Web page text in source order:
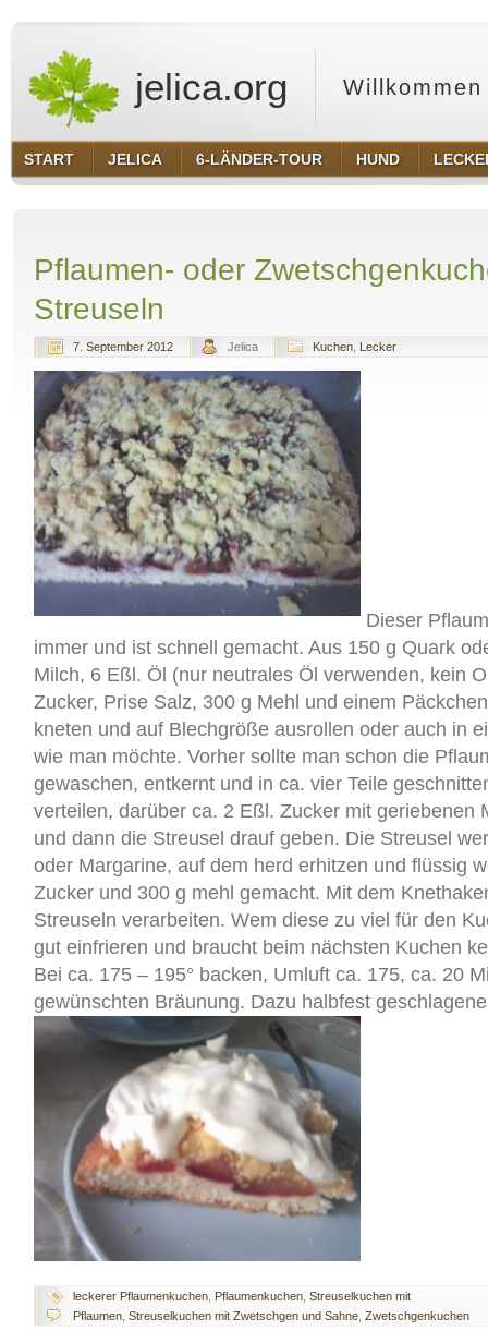
jelica.org
START JELICA 6-LÄNDER-TOUR HUND
Pflaumen- oder
Streuseln
7. September 2012 Jelica Kuchen Lecker
Dieser
immer und ist schnell gemacht. Aus 150 g Quark
Milch, 6 Eßl. Öl (nur neutrales Öl verwenden, kein
Zucker, Prise Salz, 300 g Mehl und einem
kneten und auf Blechgröße ausrollen oder auch in
wie man möchte. Vorher sollte man schon die
gewaschen, entkernt und in ca. vier Teile
verteilen, darüber ca. 2 Eßl. Zucker mit geriebenen
und dann die Streusel drauf geben. Die Streusel
oder Margarine, auf dem herd erhitzen und flüssig
Zucker und 300 g mehl gemacht. Mit dem
Streuseln verarbeiten. Wem diese zu viel für den
gut einfrieren und braucht beim nächsten Kuchen
Bei ca. 175 – 195° backen, Umluft ca. 175, ca. 20
gewünschten Bräunung. Dazu halbfest
leckerer Pflaumenkuchen Pflaumenkuchen Streuselkuchen mit
Pflaumen Streuselkuchen mit Zwetschgen und Sahne Zwetschgenkuchen